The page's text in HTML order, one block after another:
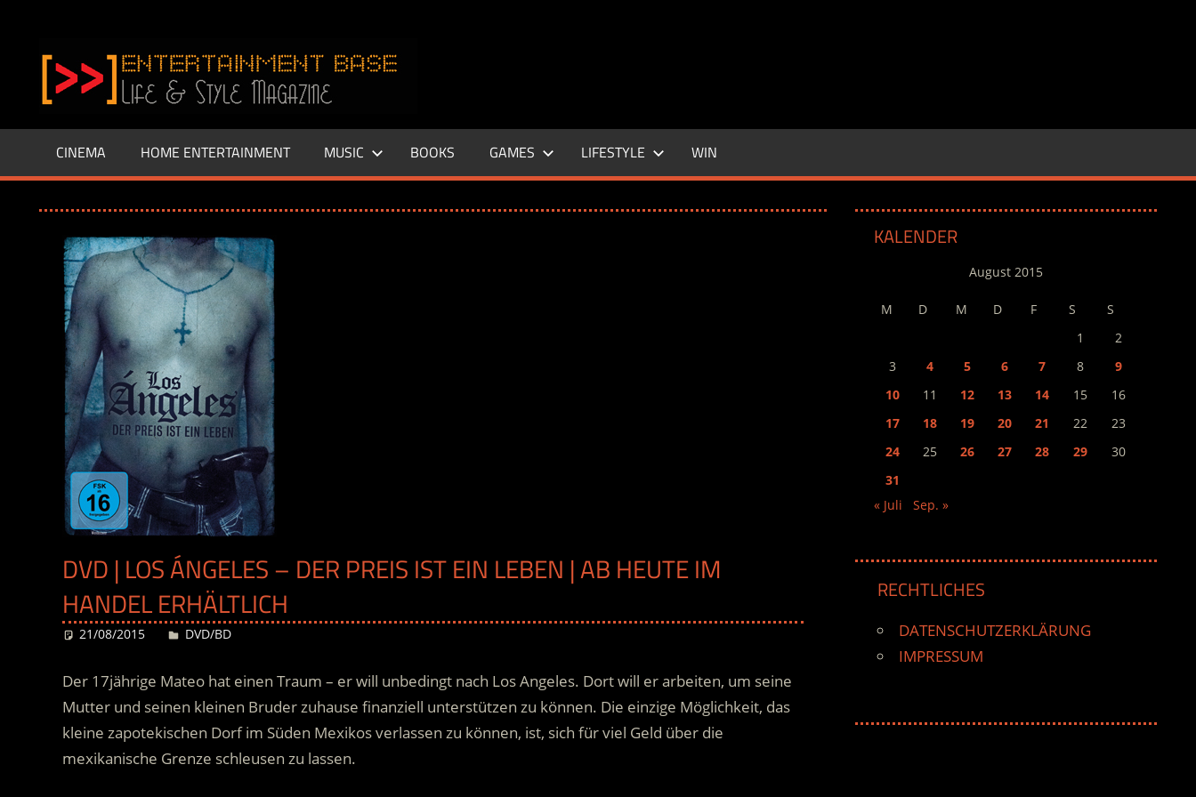
springen
–
LIFE
Base.de
CINEMA HOME ENTERTAINMENT MUSIC BOOKS GAMES LIFESTYLE WIN
DVD | LOS ÁNGELES – DER PREIS IST EIN LEBEN | AB HEUTE IM
HANDEL ERHÄLTLICH
21/08/2015 Desiree
DVD/BD
Der 17jährige Mateo hat einen Traum – er will unbedingt nach Los Angeles. Dort will er arbeiten, um seine
Mutter und seinen kleinen Bruder zuhause finanziell unterstützen zu können. Die einzige Möglichkeit, das
kleine zapotekischen Dorf im Süden Mexikos verlassen zu können, ist, sich für viel Geld über die
mexikanische Grenze schleusen zu lassen.
KALENDER
August 2015
M D M D F S
S
1
2
3
4 5 6 7 8
9
10
11 12 13 14 15
16
17
18 19 20 21 22
23
24
25 26 27 28 29
30
31
« Juli
Sep. »
RECHTLICHES
DATENSCHUTZERKLÄRUNG
IMPRESSUM